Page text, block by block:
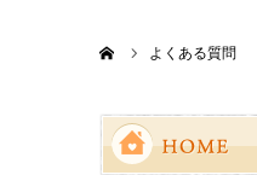
よくある質問